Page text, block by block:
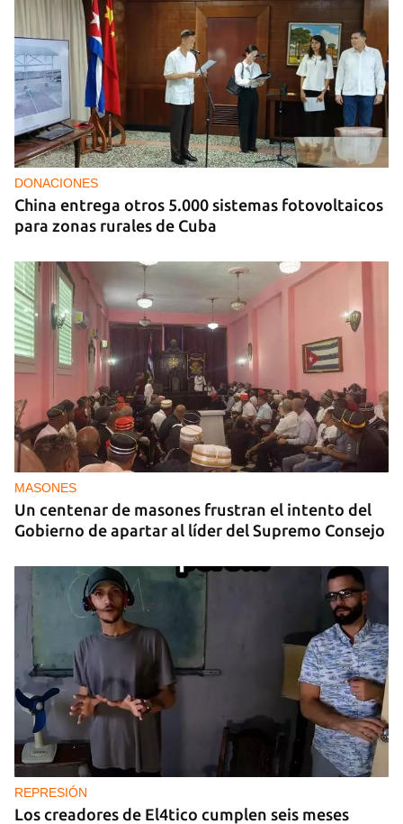
DONACIONES
China entrega otros 5.000 sistemas fotovoltaicos
para zonas rurales de Cuba
MASONES
Un centenar de masones frustran el intento del
Gobierno de apartar al líder del Supremo Consejo
REPRESIÓN
Los creadores de El4tico cumplen seis meses